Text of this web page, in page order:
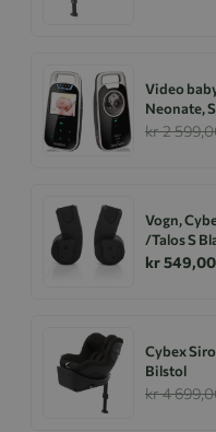
Video
Neonate,
kr 2
Vogn,
/Talos S
kr 549,00
Cybex
Bilstol
kr 4